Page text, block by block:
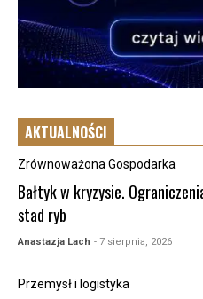
AKTUALNOŚCI
Zrównoważona Gospodarka
Bałtyk w kryzysie.
stad ryb
Anastazja Lach - 7 sierpnia, 2026
Przemysł i logistyka